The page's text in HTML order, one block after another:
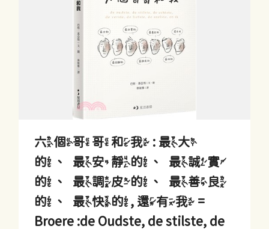
六個哥哥和我 : 最大
的、最安靜的、最誠實
的、最調皮的、最善良
的、最快的, 還有我 =
Broere :de Oudste, de stilste, de